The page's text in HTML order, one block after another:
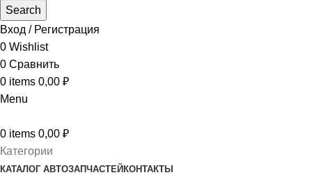
Search
Вход / Регистрация
0 Wishlist
0 Сравнить
0 items 0,00 ₽
Menu
0 items 0,00 ₽
Категории
КАТАЛОГ АВТОЗАПЧАСТЕЙ КОНТАКТЫ